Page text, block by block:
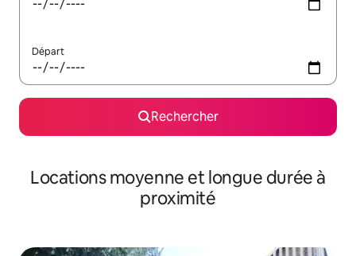
Départ
Rechercher
Locations moyenne et longue durée à
proximité